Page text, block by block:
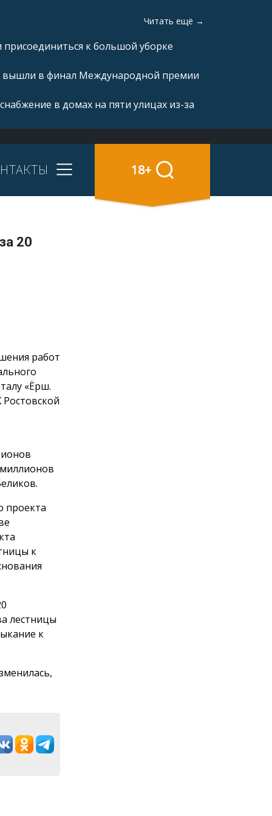
Читать ещё →
к большой уборке
вышли в финал Международной премии
в домах на пяти улицах из-за
18+
20
работ
«Ёрш.
проекта
к
лестницы
к